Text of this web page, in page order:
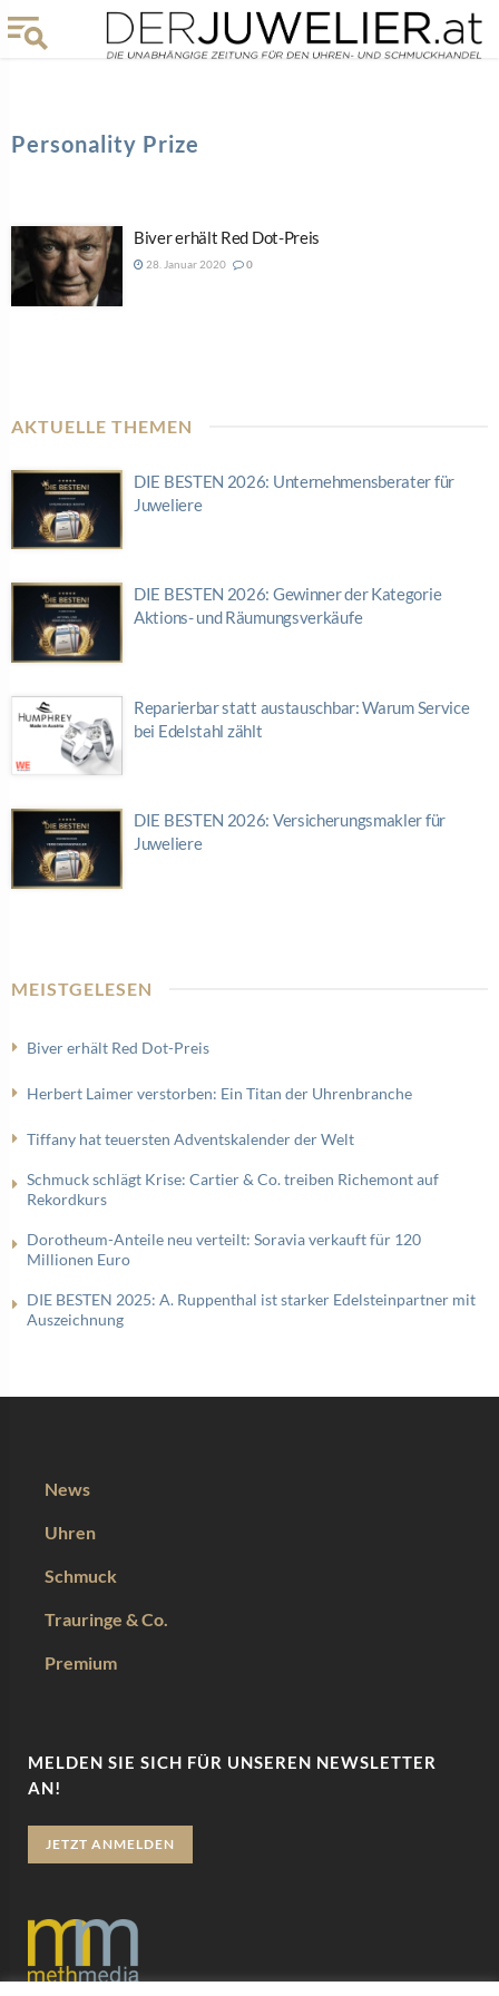
Personality Prize
Biver erhält Red Dot-Preis
28. Januar 2020 0
AKTUELLE THEMEN
DIE BESTEN 2026: Unternehmensberater für
Juweliere
DIE BESTEN 2026: Gewinner der Kategorie
Aktions- und Räumungsverkäufe
Reparierbar statt austauschbar: Warum Service
bei Edelstahl zählt
DIE BESTEN 2026: Versicherungsmakler für
Juweliere
MEISTGELESEN
Biver erhält Red Dot-Preis
Herbert Laimer verstorben: Ein Titan der Uhrenbranche
Tiffany hat teuersten Adventskalender der Welt
Schmuck schlägt Krise: Cartier & Co. treiben Richemont auf
Rekordkurs
Dorotheum-Anteile neu verteilt: Soravia verkauft für 120
Millionen Euro
DIE BESTEN 2025: A. Ruppenthal ist starker Edelsteinpartner mit
Auszeichnung
News
Uhren
Schmuck
Trauringe & Co.
Premium
MELDEN SIE SICH FÜR UNSEREN NEWSLETTER
AN!
JETZT ANMELDEN